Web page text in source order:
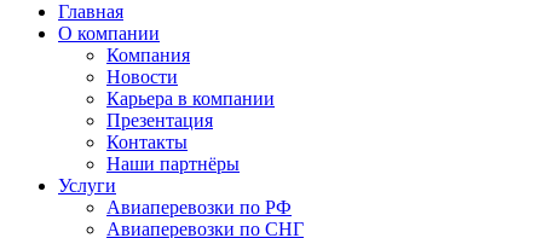
Главная
О компании
Компания
Новости
Карьера в компании
Презентация
Контакты
Наши партнёры
Услуги
Авиаперевозки по РФ
Авиаперевозки по СНГ